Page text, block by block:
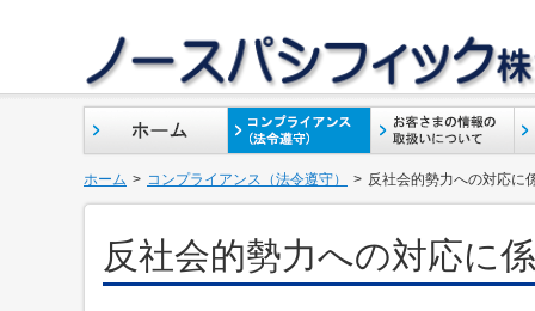
ホーム コンプライアンス（法令遵守） 反社会的勢力への対応に
反社会的勢力への対応に